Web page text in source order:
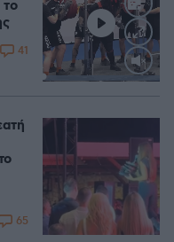
Loaded
το
41
65